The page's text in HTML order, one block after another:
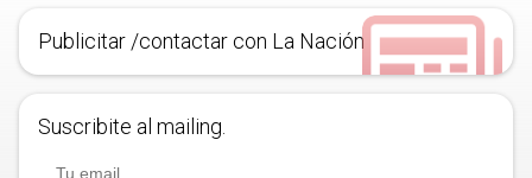
Publicitar /contactar con La Nación
Suscribite al mailing.